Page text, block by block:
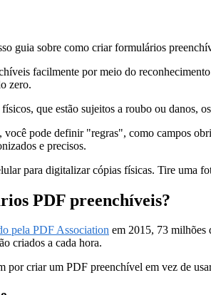
guia sobre como criar formulários
facilmente por meio do
zero.
que estão sujeitos a roubo ou danos,
pode definir "regras", como campos
e precisos.
para digitalizar cópias físicas. Tire uma
PDF preenchíveis?
pela PDF Association em 2015, 73 milhões
criados a cada hora.
por criar um PDF preenchível em vez de